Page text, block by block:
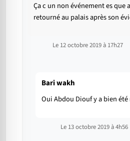
Ça c un non événement es que
retourné au palais après son
Le 12 octobre 2019 à 17h27
Bari wakh
Oui Abdou Diouf y a bien été
Le 13 octobre 2019 à 4h56